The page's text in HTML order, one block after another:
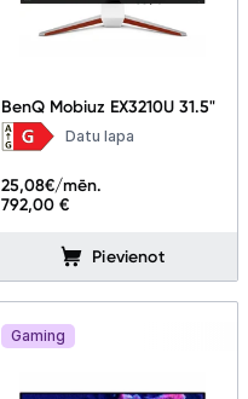
BenQ Mobiuz EX3210U 31.5"
Datu lapa
792,00 €
25,08€/mēn.
Pievienot
Gaming